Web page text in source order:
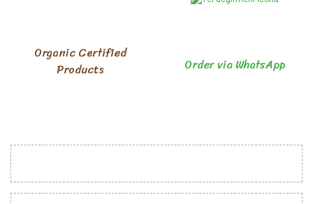
Organic Certified
Products
Order via WhatsApp